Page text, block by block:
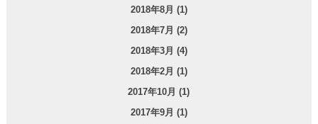
2018年8月 (1)
2018年7月 (2)
2018年3月 (4)
2018年2月 (1)
2017年10月 (1)
2017年9月 (1)